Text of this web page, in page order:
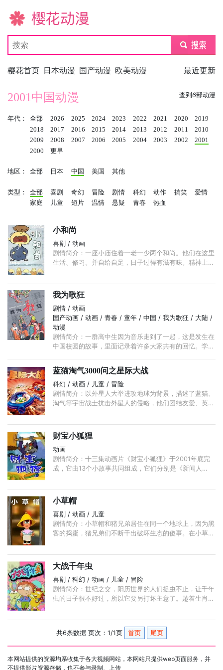
樱花动漫
submit
樱花首页 日本动漫 国产动漫 欧美动漫 最近更新
查到 6部动漫
2001中国动漫
年代： 全部 2026 2025 2024 2023 2022 2021 2020
2019
2018
2017 2016 2015 2014 2013 2012 2011
2010
2009
2008 2007 2006 2005 2004 2003 2002
2001
2000
更早
地区： 全部 日本 中国 美国 其他
类型： 全部 喜剧 奇幻 冒险 剧情 科幻 动作 搞笑
爱情
家庭
儿童 短片 温情 悬疑 青春 热血
小和尚
喜剧 / 动画
剧情简介：一座小庙住着一老一少两个和尚。他们在这里
生活、修习。并自给自足，日子过得有滋有味。精神上也
我为歌狂
剧情 / 动画
国产动画 / 动画 / 青春 / 童年 / 中国 / 我为歌狂 / 大陆 /
动漫
剧情简介：一群高中生因为音乐走到了一起，这是发生在
中国校园的故事，里面记录着许多大家共有的回忆。学校
路线，一副桀骜不驯的模样； ...
蓝猫淘气3000问之星际大战
科幻 / 动画 / 儿童 / 冒险
剧情简介：以外星人大举进攻地球为背景，描述了蓝猫、
淘气等宇宙战士抗击外星人的侵略，他们团结友爱、英勇
财宝小狐狸
动画
剧情简介：十三集动画片《财宝小狐狸》于2001年底完
成，它由13个小故事共同组成，它们分别是《新闻人
小草帽
喜剧 / 动画 / 儿童
剧情简介：小草帽和猪兄弟居住在同一个地球上，因为黑
客的捣蛋，猪兄弟们不断干出破坏生态的傻事。在小草帽
大战千年虫
喜剧 / 科幻 / 动画 / 儿童 / 冒险
剧情简介：世纪之交，阳历世界的人们捉虫不止，让千年
虫的日子很不好过，所以它要另打坏主意了。趁着生肖兔
共6条数据 页次：1/1页 首页 尾页
本网站提供的资源均系收集于各大视频网站，本网站只提供web页面服务，并
不提供影片资源存储，也不参与录制、上传